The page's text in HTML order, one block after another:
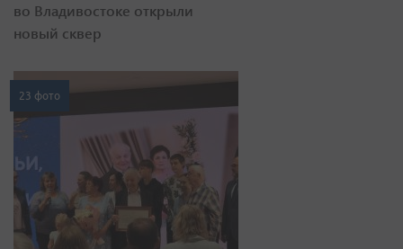
во Владивостоке открыли
новый сквер
23 фото